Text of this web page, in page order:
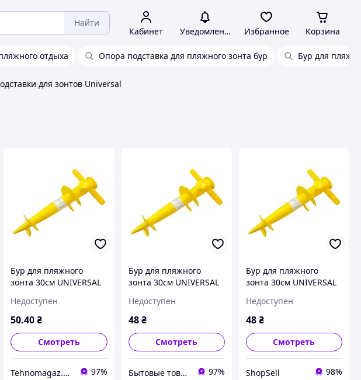
Найти
Кабинет Уведомления Избранное Корзина
отдыха Опора подставка для пляжного зонта бур Бур для
для зонтов Universal
Бур для пляжного
зонта 30см UNIVERSAL
Недоступен
50.40₴
Смотреть
Tehnomagaz.com.ua - это передовой интернет-магазин, специализирующийся на продаже техники 97%
Бур для пляжного
зонта 30см UNIVERSAL
Недоступен
48 ₴
Смотреть
Бытовые товары 97%
Бур для пляжного
зонта 30см UNIVERSAL
Недоступен
48₴
Смотреть
ShopSell 98%